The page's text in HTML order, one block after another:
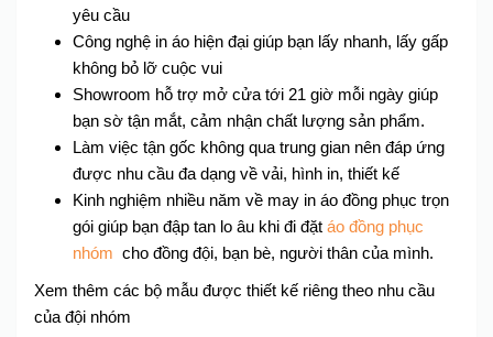
yêu cầu
Công nghệ in áo hiện đại giúp bạn lấy nhanh, lấy gấp
không bỏ lỡ cuộc vui
Showroom hỗ trợ mở cửa tới 21 giờ mỗi ngày giúp
bạn sờ tận mắt, cảm nhận chất lượng sản phẩm.
Làm việc tận gốc không qua trung gian nên đáp ứng
được nhu cầu đa dạng về vải, hình in, thiết kế
Kinh nghiệm nhiều năm về may in áo đồng phục trọn
gói giúp bạn đập tan lo âu khi đi đặt áo đồng phục
nhóm cho đồng đội, bạn bè, người thân của mình.
Xem thêm các bộ mẫu được thiết kế riêng theo nhu cầu
của đội nhóm